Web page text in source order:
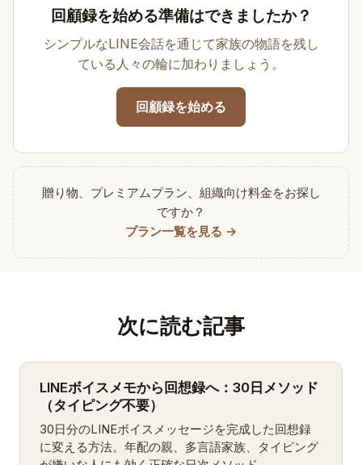
回顧録を始める準備はできましたか？
シンプルなLINE会話を通じて家族の物語を残し
ている人々の輪に加わりましょう。
回顧録を始める
贈り物、プレミアムプラン、組織向け料金をお探し
ですか？
プラン一覧を見る →
次に読む記事
LINEボイスメモから回想録へ：30日メソッド
（タイピング不要）
30日分のLINEボイスメッセージを完成した回想録
に変える方法。年配の親、多言語家族、タイピング